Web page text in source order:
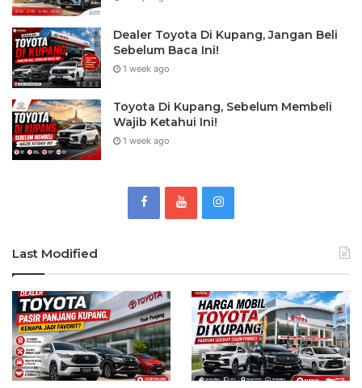
Dealer Toyota Di Kupang, Jangan Beli
Sebelum Baca Ini!
1 week ago
Toyota Di Kupang, Sebelum Membeli
Wajib Ketahui Ini!
1 week ago
Last Modified